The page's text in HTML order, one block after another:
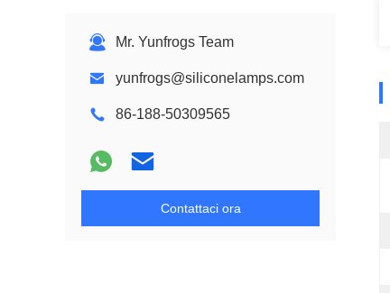
Mr. Yunfrogs Team
yunfrogs@siliconelamps.com
86-188-50309565
Contattaci ora